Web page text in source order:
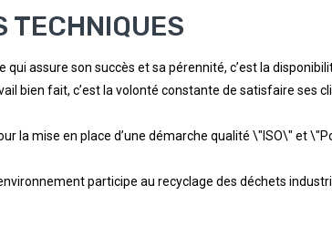
TECHNIQUES
qui assure son succès et sa pérennité, c’est la
bien fait, c’est la volonté constante de satisfaire ses
la mise en place d’une démarche qualité \"ISO\" et
participe au recyclage des déchets